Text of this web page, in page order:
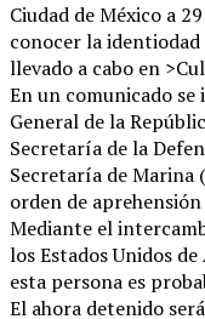
Ciudad de México a
conocer la
llevado a cabo en
En un comunicado
General de la
Secretaría de la
Secretaría de Marina
orden de
Mediante el
los Estados Unidos
esta persona es
El ahora detenido